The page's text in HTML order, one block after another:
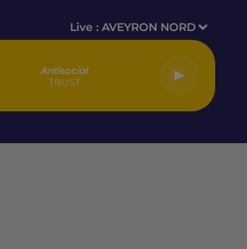
Live :AVEYRON NORD
Antisocial
TRUST